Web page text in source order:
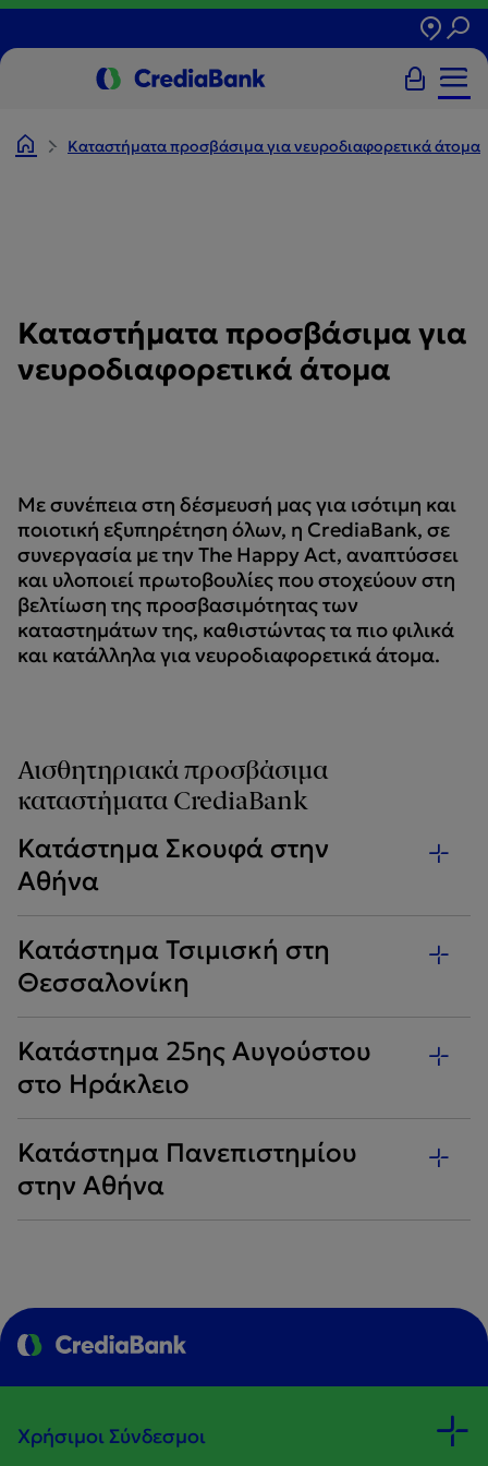
Καταστήματα προσβάσιμα για νευροδιαφορετικά άτομα
Καταστήματα προσβάσιμα για
νευροδιαφορετικά άτομα
Με συνέπεια στη δέσμευσή μας για ισότιμη και
ποιοτική εξυπηρέτηση όλων, η CrediaBank, σε
συνεργασία με την The Happy Act, αναπτύσσει
και υλοποιεί πρωτοβουλίες που στοχεύουν στη
βελτίωση της προσβασιμότητας των
καταστημάτων της, καθιστώντας τα πιο φιλικά
και κατάλληλα για νευροδιαφορετικά άτομα.
Αισθητηριακά προσβάσιμα
καταστήματα CrediaBank
Κατάστημα Σκουφά στην
Αθήνα
Κατάστημα Τσιμισκή στη
Θεσσαλονίκη
Κατάστημα 25ης Αυγούστου
στο Ηράκλειο
Κατάστημα Πανεπιστημίου
στην Αθήνα
Χρήσιμοι Σύνδεσμοι